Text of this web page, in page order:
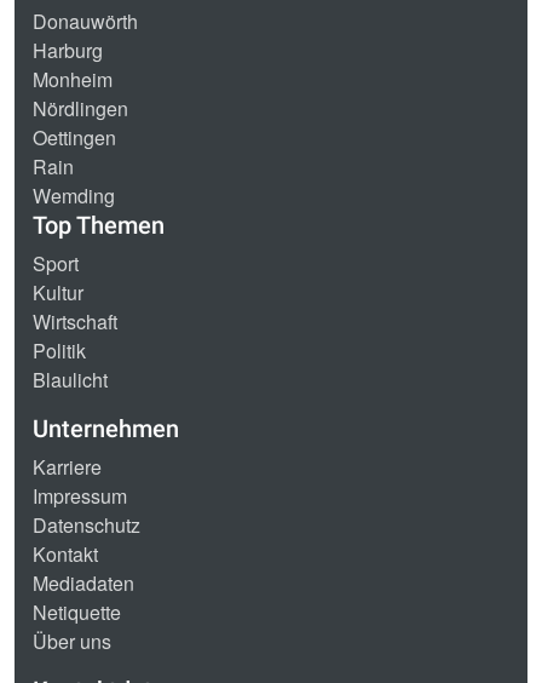
Donauwörth
Harburg
Monheim
Nördlingen
Oettingen
Rain
Wemding
Top Themen
Sport
Kultur
Wirtschaft
Politik
Blaulicht
Unternehmen
Karriere
Impressum
Datenschutz
Kontakt
Mediadaten
Netiquette
Über uns